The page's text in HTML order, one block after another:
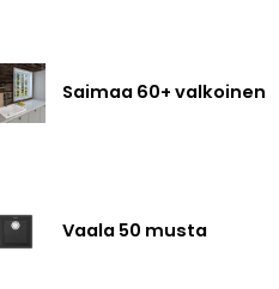
Saimaa 60+ valkoinen
Vaala 50 musta